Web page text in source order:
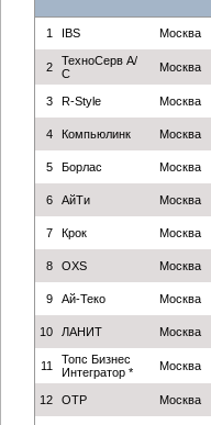
1 IBS Москва
2
ТехноСерв А/
С
Москва
3 R-Style Москва
4 Компьюлинк Москва
5 Борлас Москва
6 АйТи Москва
7 Крок Москва
8 OXS Москва
9 Ай-Теко Москва
10 ЛАНИТ Москва
11
Топс Бизнес
Интегратор *
Москва
12 ОТР Москва